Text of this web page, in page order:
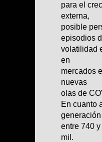
para el
externa,
posible
episodios
volatilidad
en
mercados
nuevas
olas de
En cuanto
entre 740
mil.